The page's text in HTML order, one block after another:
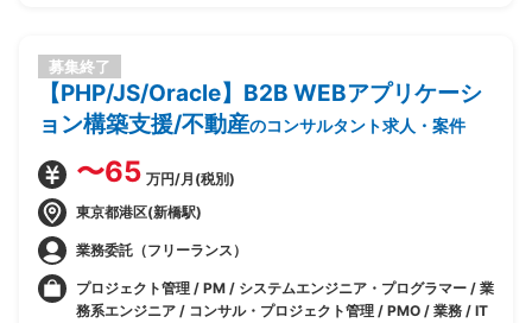
募集終了
【PHP/JS/Oracle】B2B WEBアプリケーシ
ョン構築支援/不動産のコンサルタント求人・案件
〜65 万円/月(税別)
東京都港区(新橋駅)
業務委託（フリーランス）
プロジェクト管理 / PM / システムエンジニア・プログラマー / 業
務系エンジニア / コンサル・プロジェクト管理 / PMO / 業務 / IT